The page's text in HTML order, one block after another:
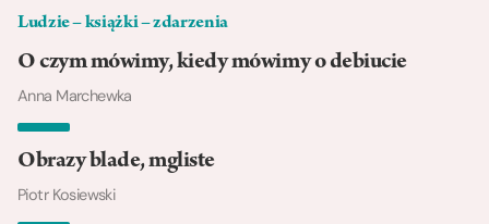
Ludzie – książki – zdarzenia
O czym mówimy, kiedy mówimy o debiucie
Anna Marchewka
Obrazy blade, mgliste
Piotr Kosiewski